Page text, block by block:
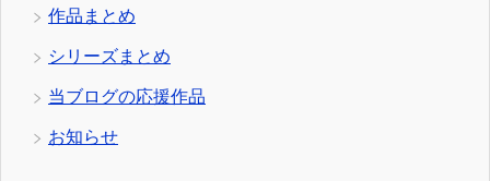
作品まとめ
シリーズまとめ
当ブログの応援作品
お知らせ